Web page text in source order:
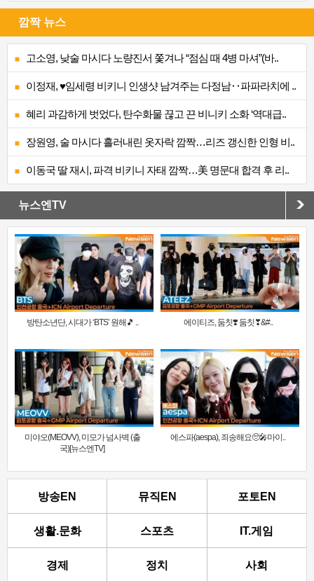
깜짝 뉴스
고소영, 낮술 마시다 노량진서 쫓겨나 “점심 때 4병 마셔”(바..
이정재, ♥임세령 비키니 인생샷 남겨주는 다정남‥파파라치에 ..
혜리 과감하게 벗었다, 탄수화물 끊고 끈 비니키 소화 ‘역대급..
장원영, 술 마시다 흘러내린 옷자락 깜짝…리즈 갱신한 인형 비..
이동국 딸 재시, 파격 비키니 자태 깜짝…美 명문대 합격 후 리..
뉴스엔TV
방탄소년단, 시대가 ‘BTS’ 원해🎵 .. 에이티즈, 둠칫❣️ 둠칫❣&#..
미야오(MEOVV), 미모가 넘사벽 (출
국)[뉴스엔TV]
에스파(aespa), 죄송해요🥺🎤마이..
방송EN 뮤직EN 포토EN
생활.문화 스포츠 IT.게임
경제 정치 사회